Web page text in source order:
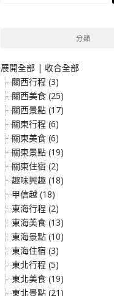
分類
展開全部 | 收合全部
關西行程 (3)
關西美食 (25)
關西景點 (17)
關東行程 (6)
關東美食 (6)
關東景點 (19)
關東住宿 (2)
趣味興趣 (18)
甲信越 (18)
東海行程 (2)
東海美食 (13)
東海景點 (10)
東海住宿 (3)
東北行程 (5)
東北美食 (19)
東北景點 (21)